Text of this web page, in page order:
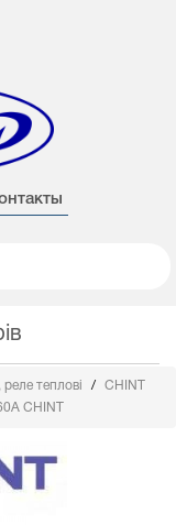
реле теплові
CHINT
CHINT